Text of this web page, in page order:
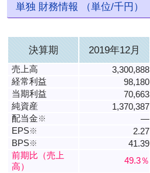
単独 財務情報 （単位/千円）
決算期 2019年12月
売上高 3,300,888
経常利益
98,180
当期利益
70,663
純資産
1,370,387
配当金※ ―
EPS※ 2.27
BPS※ 41.39
前期比（売上
高）
49.3％